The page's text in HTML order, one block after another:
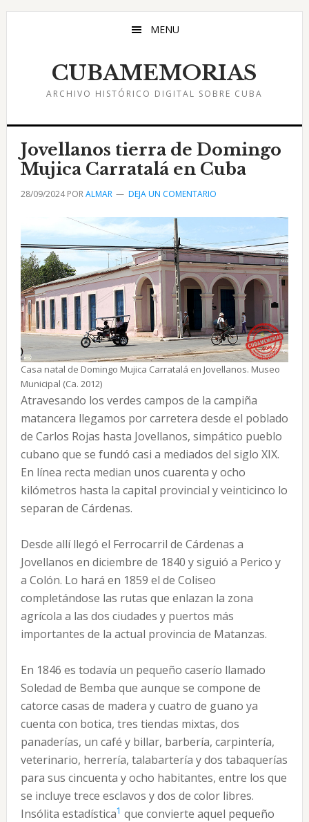
Saltar
Saltar
Saltar
MENU
CUBAMEMORIAS
ARCHIVO HISTÓRICO DIGITAL SOBRE CUBA
Jovellanos tierra de Domingo
Mujica Carratalá en Cuba
28/09/2024PORALMAR DEJA UN COMENTARIO
Casa natal de Domingo Mujica Carratalá en Jovellanos. Museo
Municipal (Ca. 2012)
Atravesando los verdes campos de la campiña
matancera llegamos por carretera desde el poblado
de Carlos Rojas hasta Jovellanos, simpático pueblo
cubano que se fundó casi a mediados del siglo XIX.
En línea recta median unos cuarenta y ocho
kilómetros hasta la capital provincial y veinticinco lo
separan de Cárdenas.
Desde allí llegó el Ferrocarril de Cárdenas a
Jovellanos en diciembre de 1840 y siguió a Perico y
a Colón. Lo hará en 1859 el de Coliseo
completándose las rutas que enlazan la zona
agrícola a las dos ciudades y puertos más
importantes de la actual provincia de Matanzas.
En 1846 es todavía un pequeño caserío llamado
Soledad de Bemba que aunque se compone de
catorce casas de madera y cuatro de guano ya
cuenta con botica, tres tiendas mixtas, dos
panaderías, un café y billar, barbería, carpintería,
veterinario, herrería, talabartería y dos tabaquerías
para sus cincuenta y ocho habitantes, entre los que
se incluye trece esclavos y dos de color libres.
Insólita estadística1 que convierte aquel pequeño